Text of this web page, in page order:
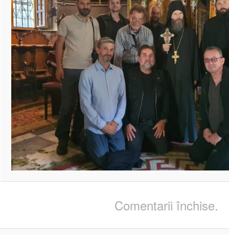
Comentarii închise.